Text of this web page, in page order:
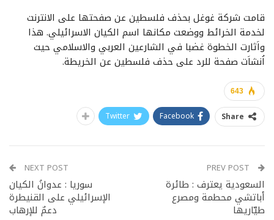
قامت شركة غوغل بحذف فلسطين عن صفحتها على الانترنت
لخدمة الخرائط ووضعت مكانها اسم الكيان الاسرائيلي. هذا
واَثارت الخطوة غضبا في الشارعين العربي والاسلامي حيث
اُنشاَت صفحة للرد على حذف فلسطين عن الخريطة.
643
Share
Facebook
Twitter
السعودية يعترف : طائرة
أباتشي محطمة ومصرع
طيّاريها
NEXT POST
سوريا : عدوانُ الكيان
الإسرائيلي على القنيطرة
دعمٌ للإرهاب